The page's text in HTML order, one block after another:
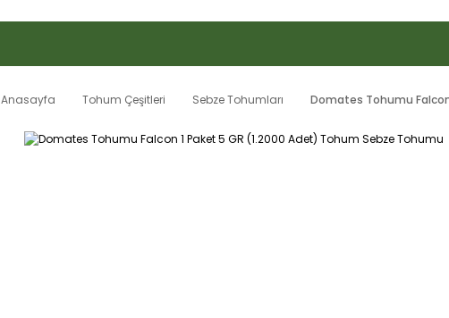
Anasayfa Tohum Çeşitleri Sebze Tohumları Domates Tohumu